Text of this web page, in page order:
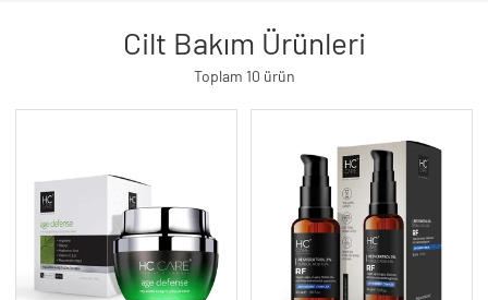
Cilt Bakım Ürünleri
Toplam 10 ürün